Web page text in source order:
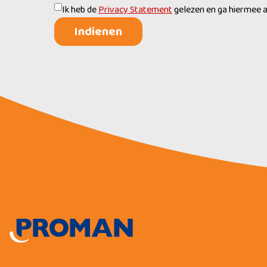
Ik heb dePrivacy Statementgelezen en ga hiermee
Indienen